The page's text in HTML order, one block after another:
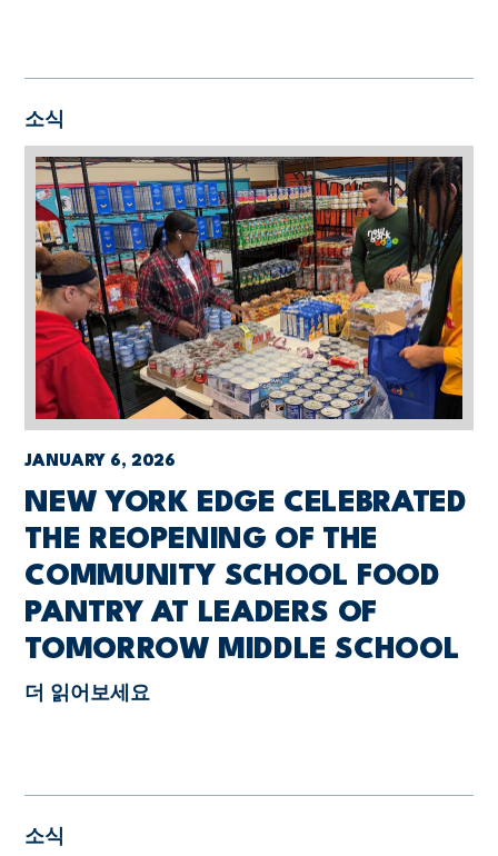
소식
JANUARY 6, 2026
NEW YORK EDGE CELEBRATED
THE REOPENING OF THE
COMMUNITY SCHOOL FOOD
PANTRY AT LEADERS OF
TOMORROW MIDDLE SCHOOL
더 읽어보세요
소식